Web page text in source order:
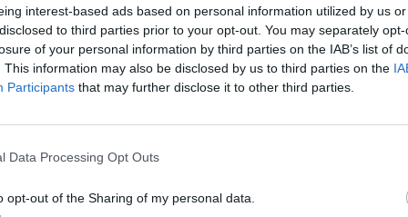
interest-based ads based on personal information utilized by us
to third parties prior to your opt-out. You may separately
of your personal information by third parties on the IAB’s list of
This information may also be disclosed by us to third parties on the
Participants that may further disclose it to other third parties.
Data Processing Opt Outs
opt-out of the Sharing of my personal data.
į europinius kino vandenis, gal
buvo įsimylėjusi viena aukštas
atvažiuoti į Bulgariją, kur
jį suvesti su italų kino režisieriumi
norėjo dirbti Lietuvoje.
gimęs Rokiškio rajone Jučių kaime.